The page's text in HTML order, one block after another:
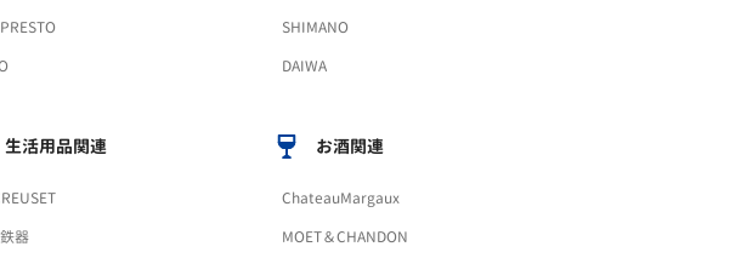
SHIMANO
DAIWA
生活用品関連
器
お酒関連
ChateauMargaux
MOET＆CHANDON